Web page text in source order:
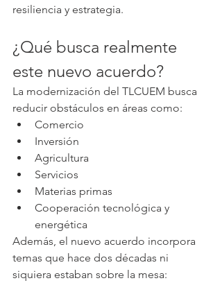
resiliencia y estrategia.
¿Qué busca realmente
este nuevo acuerdo?
La modernización del TLCUEM busca
reducir obstáculos en áreas como:
Comercio
Inversión
Agricultura
Servicios
Materias primas
Cooperación tecnológica y
energética
Además, el nuevo acuerdo incorpora
temas que hace dos décadas ni
siquiera estaban sobre la mesa: